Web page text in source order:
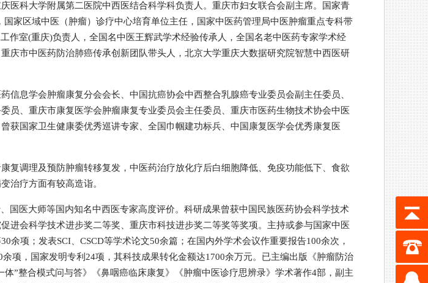
医科大学附属第二医院中西医结合科学科负责人。重庆市妇女联合会副主席。国家青
家区域中医（肿瘤）诊疗中心培育单位主任，国家中医药管理局中医肿瘤重点专科带
作室(重庆)负责人，全国名中医王辉武学术经验传承人，全国名老中医药专家学术经
庆市中医药防治肺癌传承创新团队带头人，北京大学重庆大数据研究院智慧中西医研
息学会肿瘤康复分会会长、中国抗癌协会中西整合乳腺癌专业委员会副主任委员、
员、重庆市康复医学会肿瘤康复专业委员会主任委员、重庆市医药生物技术协会中医
获国家卫生健康委优秀巡讲专家、全国巾帼建功标兵、中国康复医学会优秀康复医
复调理及预防肿瘤转移复发，中医药治疗放化疗后白细胞降低、免疫功能低下、食欲
治疗方面有较高造诣。
国医大师等国内知名中西医专家高度评价。科研成果曾获中国民族医药协会科学技术
进会科学技术进步奖二等奖、重庆市科技进步奖二等奖等奖项。主持或参与国家中医
项；发表SCI、CSCD等学术论文50余篇；在国内外学术会议作重要报告100余次，
项，国家发明专利24项，其科技成果转化金额达1700余万元。已主编出版《肿瘤防治
”整合模式问与答》《鼻咽癌临床康复》《肿瘤中医诊疗思辨录》学术著作4部，副主